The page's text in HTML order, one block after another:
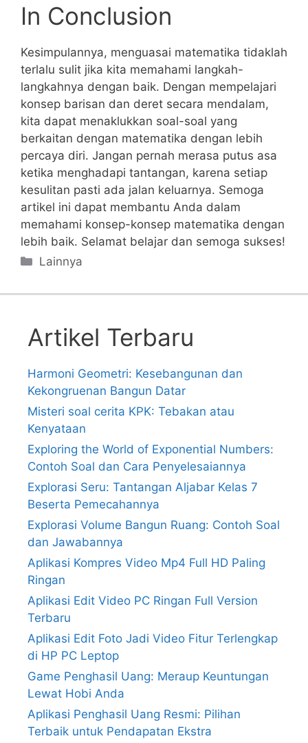
In Conclusion
Kesimpulannya, menguasai matematika tidaklah
terlalu​ sulit jika kita memahami langkah-
langkahnya dengan baik. ⁢Dengan mempelajari
konsep barisan⁤ dan deret secara mendalam,
kita dapat ⁢menaklukkan soal-soal yang
berkaitan dengan matematika dengan lebih
percaya diri. Jangan pernah ​merasa putus asa
ketika menghadapi tantangan, karena setiap⁢
kesulitan ‌pasti ‍ada jalan keluarnya. Semoga
artikel⁤ ini dapat membantu Anda⁢ dalam
⁣memahami konsep-konsep matematika dengan
lebih baik. Selamat belajar dan semoga sukses!
Categories
Lainnya
Artikel Terbaru
Harmoni Geometri: Kesebangunan dan
Kekongruenan Bangun Datar
Misteri soal cerita KPK: Tebakan atau
Kenyataan
Exploring the World of Exponential Numbers:
Contoh Soal dan Cara Penyelesaiannya
Explorasi Seru: Tantangan Aljabar Kelas 7
Beserta Pemecahannya
Explorasi Volume Bangun Ruang: Contoh Soal
dan Jawabannya
Aplikasi Kompres Video Mp4 Full HD Paling
Ringan
Aplikasi Edit Video PC Ringan Full Version
Terbaru
Aplikasi Edit Foto Jadi Video Fitur Terlengkap
di HP PC Leptop
Game Penghasil Uang: Meraup Keuntungan
Lewat Hobi Anda
Aplikasi Penghasil Uang Resmi: Pilihan
Terbaik untuk Pendapatan Ekstra